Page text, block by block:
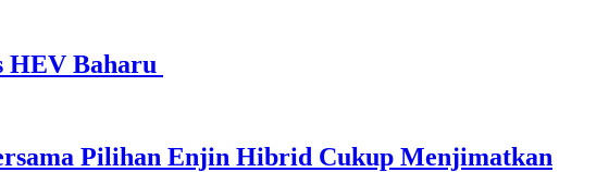
HEV Baharu
Pilihan Enjin Hibrid Cukup Menjimatkan